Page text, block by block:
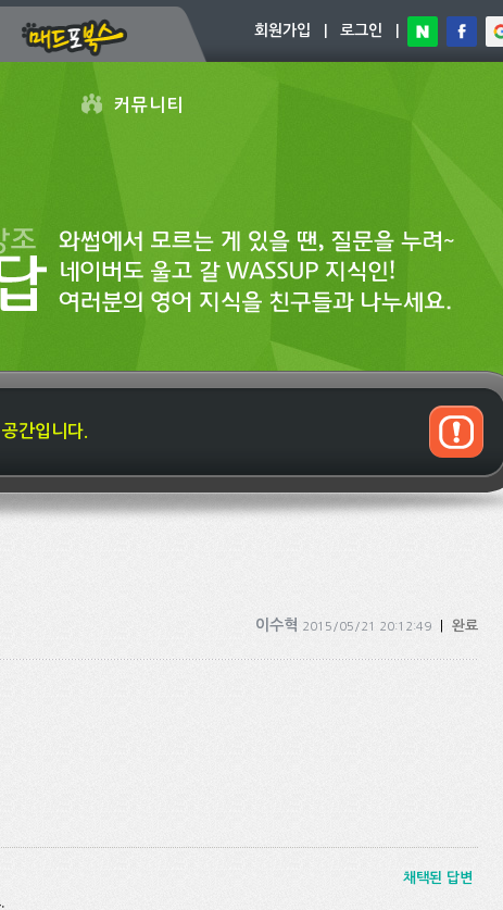
회원가입 로그인
커뮤니티
간입니다.
이수혁 2015/05/21 20:12:49 완료
채택된 답변